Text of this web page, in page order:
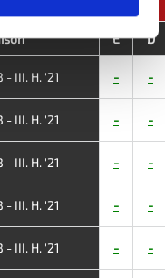
E D
III. H. '21 - -
III. H. '21 - -
III. H. '21 - -
III. H. '21 - -
III. H. '21 - -